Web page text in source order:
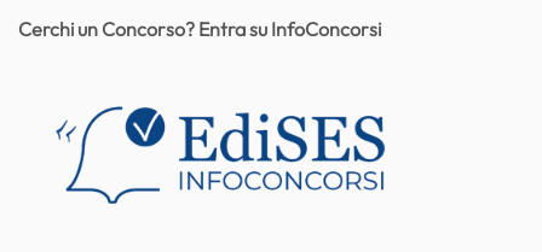
Cerchi un Concorso? Entra su InfoConcorsi